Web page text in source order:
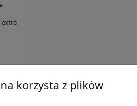
extra
korzysta z plików